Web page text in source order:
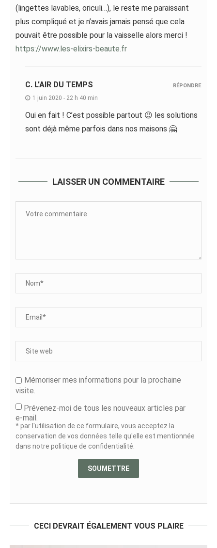
(lingettes lavables, oriculi…), le reste me paraissant
plus compliqué et je n’avais jamais pensé que cela
pouvait être possible pour la vaisselle alors merci !
https://www.les-elixirs-beaute.fr
C. L'AIR DU TEMPS
1 juin 2020 - 22 h 40 min
Oui en fait ! C’est possible partout 😉 les solutions
sont déjà même parfois dans nos maisons 🤗
RÉPONDRE
LAISSER UN COMMENTAIRE
Mémoriser mes informations pour la prochaine
visite.
Prévenez-moi de tous les nouveaux articles par
e-mail.
* par l'utilisation de ce formulaire, vous acceptez la
conservation de vos données telle qu'elle est mentionnée
dans notre politique de confidentialité.
CECI DEVRAIT ÉGALEMENT VOUS PLAIRE